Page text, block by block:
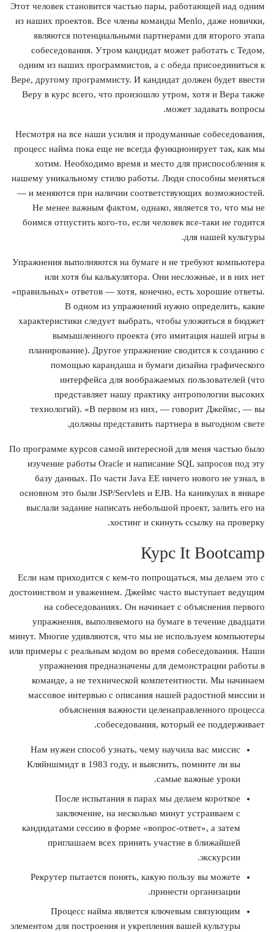
Этот человек становится частью пары, работающей над одним
из наших проектов. Все члены команды Menlo, даже новички,
являются потенциальными партнерами для второго этапа
собеседования. Утром кандидат может работать с Тедом,
одним из наших программистов, а с обеда присоединиться к
Вере, другому программисту. И кандидат должен будет ввести
Веру в курс всего, что произошло утром, хотя и Вера также
может задавать вопросы.
Несмотря на все наши усилия и продуманные собеседования,
процесс найма пока еще не всегда функционирует так, как мы
хотим. Необходимо время и место для приспособления к
нашему уникальному стилю работы. Люди способны меняться
— и меняются при наличии соответствующих возможностей.
Не менее важным фактом, однако, является то, что мы не
боимся отпустить кого-то, если человек все-таки не годится
для нашей культуры.
Упражнения выполняются на бумаге и не требуют компьютера
или хотя бы калькулятора. Они несложные, и в них нет
«правильных» ответов — хотя, конечно, есть хорошие ответы.
В одном из упражнений нужно определить, какие
характеристики следует выбрать, чтобы уложиться в бюджет
вымышленного проекта (это имитация нашей игры в
планирование). Другое упражнение сводится к созданию с
помощью карандаша и бумаги дизайна графического
интерфейса для воображаемых пользователей (что
представляет нашу практику антропологии высоких
технологий). «В первом из них, — говорит Джеймс, — вы
должны представить партнера в выгодном свете.
По программе курсов самой интересной для меня частью было
изучение работы Oracle и написание SQL запросов под эту
базу данных. По части Java EE ничего нового не узнал, в
основном это были JSP/Servlets и EJB. На каникулах в январе
выслали задание написать небольшой проект, залить его на
хостинг и скинуть ссылку на проверку.
Курс It Bootcamp
Если нам приходится с кем-то попрощаться, мы делаем это с
достоинством и уважением. Джеймс часто выступает ведущим
на собеседованиях. Он начинает с объяснения первого
упражнения, выполняемого на бумаге в течение двадцати
минут. Многие удивляются, что мы не используем компьютеры
или примеры с реальным кодом во время собеседования. Наши
упражнения предназначены для демонстрации работы в
команде, а не технической компетентности. Мы начинаем
массовое интервью с описания нашей радостной миссии и
объяснения важности целенаправленного процесса
собеседования, который ее поддерживает.
Нам нужен способ узнать, чему научила вас миссис
Кляйншмидт в 1983 году, и выяснить, помните ли вы
самые важные уроки.
После испытания в парах мы делаем короткое
заключение, на несколько минут устраиваем с
кандидатами сессию в форме «вопрос-ответ», а затем
приглашаем всех принять участие в ближайшей
экскурсии.
Рекрутер пытается понять, какую пользу вы можете
принести организации.
Процесс найма является ключевым связующим
элементом для построения и укрепления вашей культуры